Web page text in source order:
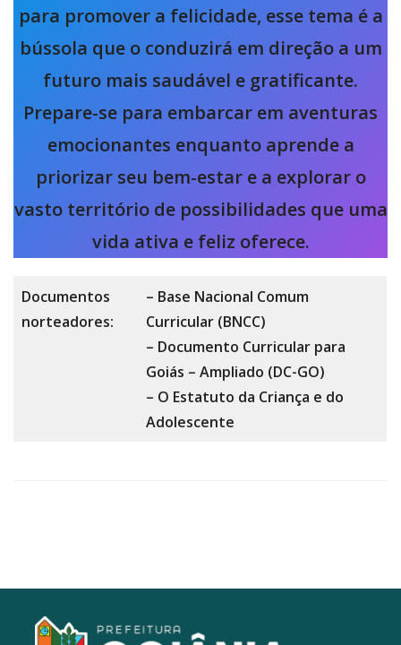
para promover a felicidade, esse tema é a
bússola que o conduzirá em direção a um
futuro mais saudável e gratificante.
Prepare-se para embarcar em aventuras
emocionantes enquanto aprende a
priorizar seu bem-estar e a explorar o
vasto território de possibilidades que uma
vida ativa e feliz oferece.
Documentos
norteadores:
– Base Nacional Comum
Curricular (BNCC)
– Documento Curricular para
Goiás – Ampliado (DC-GO)
– O Estatuto da Criança e do
Adolescente